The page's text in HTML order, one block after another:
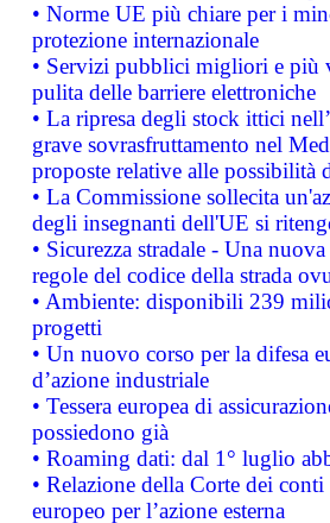
• Norme UE più chiare per i
protezione internazionale
• Servizi pubblici migliori e più
pulita delle barriere elettroniche
• La ripresa degli stock ittici
grave sovrasfruttamento nel
proposte relative alle possibilità
• La Commissione sollecita
degli insegnanti dell'UE si
• Sicurezza stradale - Una
regole del codice della strada
• Ambiente: disponibili 239
progetti
• Un nuovo corso per la difesa
d’azione industriale
• Tessera europea di
possiedono già
• Roaming dati: dal 1° luglio
• Relazione della Corte dei
europeo per l’azione esterna